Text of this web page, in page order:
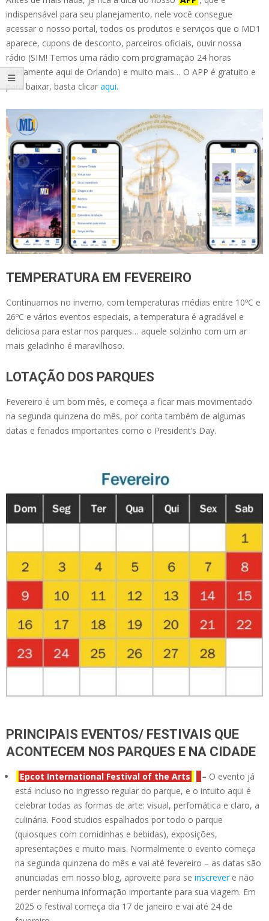
indispensável para seu planejamento, nele você consegue
acessar o nosso portal, todos os produtos e serviços que o MD1
aparece, cupons de desconto, parceiros oficiais, ouvir nossa
rádio (SIM! Temos uma rádio com programação 24 horas
diretamente aqui de Orlando) e muito mais… O APP é gratuito e
para baixar, basta clicar aqui.
TEMPERATURA EM FEVEREIRO
Continuamos no inverno, com temperaturas médias entre 10ºC e
26ºC e vários eventos especiais, a temperatura é agradável e
deliciosa para estar nos parques… aquele solzinho com um ar
mais geladinho é maravilhoso.
LOTAÇÃO DOS PARQUES
Fevereiro é um bom mês, e começa a ficar mais movimentado
na segunda quinzena do mês, por conta também de algumas
datas e feriados importantes como o President’s Day.
PRINCIPAIS EVENTOS/ FESTIVAIS QUE
ACONTECEM NOS PARQUES E NA CIDADE
Epcot International Festival of the Arts – O evento já
está incluso no ingresso regular do parque, e o intuito aqui é
celebrar todas as formas de arte: visual, perfomática e claro, a
culinária. Food studios espalhados por todo o parque
(quiosques com comidinhas e bebidas), exposições,
apresentações e muito mais. Normalmente o evento começa
na segunda quinzena do mês e vai até fevereiro – as datas são
anunciadas em nosso blog, aproveite para se inscrevere não
perder nenhuma informação importante para sua viagem. Em
2025 o festival começa dia 17 de janeiro e vai até 24 de